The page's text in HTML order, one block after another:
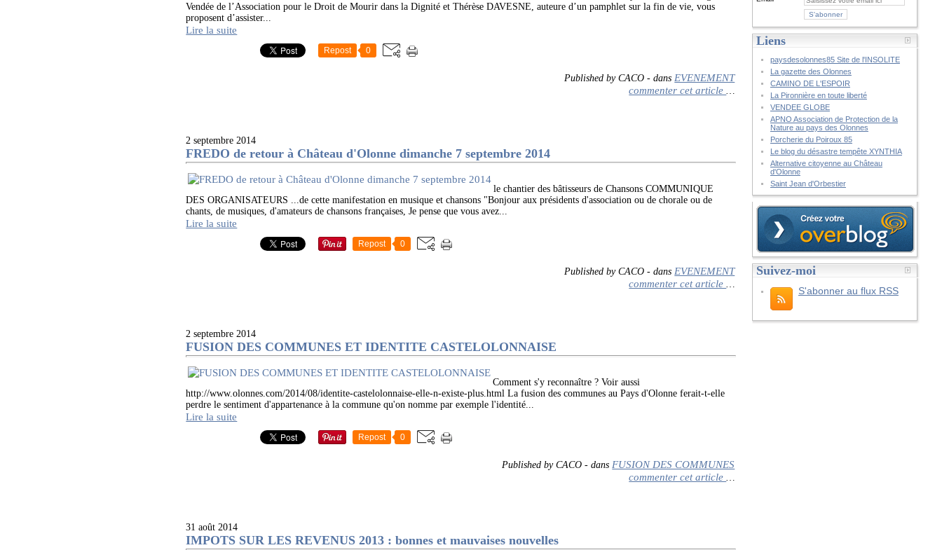
Vendée de l’Association pour le Droit de Mourir dans la Dignité et Thérèse DAVESNE, auteure d’un pamphlet sur la fin de vie, vous
proposent d’assister...
Lire la suite
Repost 0
Published by CACO - dansEVENEMENT
commenter cet article …
2 septembre 2014
FREDO de retour à Château d'Olonne dimanche 7 septembre 2014
le chantier des bâtisseurs de Chansons COMMUNIQUE
DES ORGANISATEURS ...de cette manifestation en musique et chansons "Bonjour aux présidents d'association ou de chorale ou de
chants, de musiques, d'amateurs de chansons françaises, Je pense que vous avez...
Lire la suite
Repost 0
Published by CACO - dansEVENEMENT
commenter cet article …
2 septembre 2014
FUSION DES COMMUNES ET IDENTITE CASTELOLONNAISE
Comment s'y reconnaître ? Voir aussi
http://www.olonnes.com/2014/08/identite-castelolonnaise-elle-n-existe-plus.html La fusion des communes au Pays d'Olonne ferait-t-elle
perdre le sentiment d'appartenance à la commune qu'on nomme par exemple l'identité...
Lire la suite
Repost 0
Published by CACO - dansFUSION DES COMMUNES
commenter cet article …
31 août 2014
IMPOTS SUR LES REVENUS 2013 : bonnes et mauvaises nouvelles
Liens
paysdesolonnes85 Site de l'INSOLITE
La gazette des Olonnes
CAMINO DE L'ESPOIR
La Pironnière en toute liberté
VENDEE GLOBE
APNO Association de Protection de la
Nature au pays des Olonnes
Porcherie du Poiroux 85
Le blog du désastre tempête XYNTHIA
Alternative citoyenne au Château
d'Olonne
Saint Jean d'Orbestier
Suivez-moi
S'abonner au flux RSS